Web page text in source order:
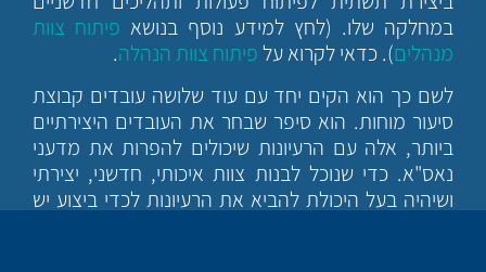
במחלקה שלו. (לחץ למידע נוסף בנושא פיתוח צוות
מנהלים). כדאי לקרוא עלפיתוח צוות הנהלה.
לשם כך הוא הקים יחד עם עוד שלושה עובדים קבוצת
סיעור מוחות. הוא סיפר שבחר את העובדים היצירתיים
ביותר, אלה עם הרעיונות שיכולים להפרות את מדעני
נאס"א. כדי שנוכל לבנות צוות איכותי, חדשני, יצירתי
ושיהיה בעל היכולת להביא את הרעיונות לכדי ביצוע יש